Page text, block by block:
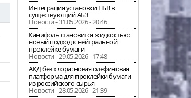
Интеграция установки ПБВ в
существующий АБЗ
Новости - 31.05.2026 - 20:46
Канифоль становится жидкостью:
новый подход к нейтральной
проклейке бумаги
Новости - 29.05.2026 - 17:48
АКД без хлора: новая олефиновая
платформа для проклейки бумаги
из российского сырья
Новости - 28.05.2026 - 21:39